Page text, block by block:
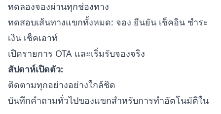
ทดลองจองผ่านทุกช่องทาง
ทดสอบเส้นทางแขกทั้งหมด: จอง ยืนยัน เช็คอิน ชำระ
เงิน เช็คเอาท์
เปิดรายการ OTA และเริ่มรับจองจริง
สัปดาห์เปิดตัว:
ติดตามทุกอย่างอย่างใกล้ชิด
บันทึกคำถามทั่วไปของแขกสำหรับการทำอัตโนมัติใน